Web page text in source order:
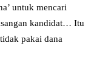
untuk mencari
kandidat… Itu
pakai dana